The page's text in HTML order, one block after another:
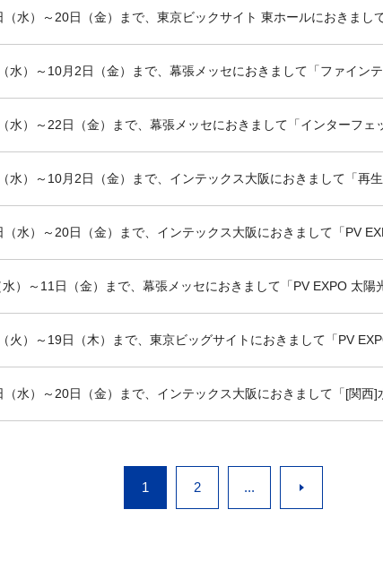
水）～20日（金）まで、東京ビックサイト 東ホールにおきまし
水）～10月2日（金）まで、幕張メッセにおきまして「ファイン
水）～22日（金）まで、幕張メッセにおきまして「インターフェ
水）～10月2日（金）まで、インテックス大阪におきまして「再
水）～20日（金）まで、インテックス大阪におきまして「PV
）～11日（金）まで、幕張メッセにおきまして「PV EXPO 太陽
火）～19日（木）まで、東京ビッグサイトにおきまして「PV
水）～20日（金）まで、インテックス大阪におきまして「[関西]
1 2 ...